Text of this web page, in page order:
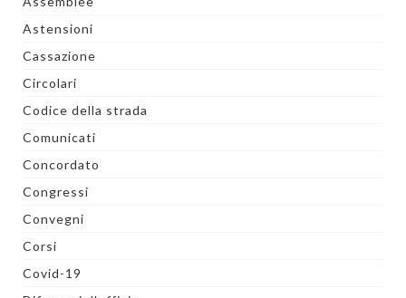
Astensioni
Cassazione
Circolari
Codice della strada
Comunicati
Concordato
Congressi
Convegni
Corsi
Covid-19